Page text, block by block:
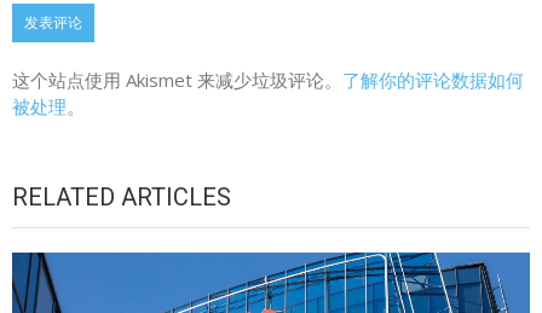
这个站点使用 Akismet 来减少垃圾评论。 了解你的评论数据如何
被处理。
RELATED ARTICLES